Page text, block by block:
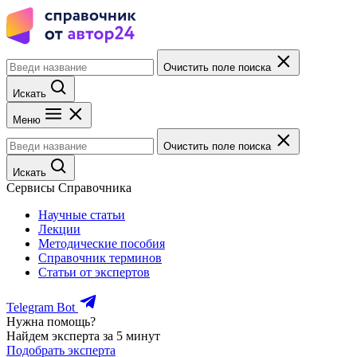
Очистить поле поиска
Искать
Меню
Очистить поле поиска
Искать
Сервисы Справочника
Научные статьи
Лекции
Методические пособия
Справочник терминов
Статьи от экспертов
Telegram Bot
Нужна помощь?
Найдем эксперта за 5 минут
Подобрать эксперта